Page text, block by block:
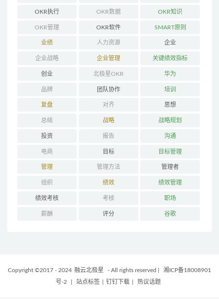
OKR执行 OKR数据 OKR知识
OKR管理 OKR软件 SMART原则
业绩 人力资源 企业
企业战略 企业管理 关键绩效指标
创业 北极星OKR 华为
品牌 团队协作 培训
复盘 对齐 思想
总结 战略 战略规划
投资 报告 沟通
电商 目标 目标管理
管理 管理方法 管理者
组织 绩效 绩效管理
绩效考核 考核 职场
薪酬 评分 谷歌
Copyright ©2017 - 2024 融云北极星 - All rights reserved
湘ICP备18008901
号-2
站点标签 钉钉下载 热议话题